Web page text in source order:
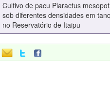
Cultivo de pacu Piaractus
sob diferentes densidades em
no Reservatório de Itaipu